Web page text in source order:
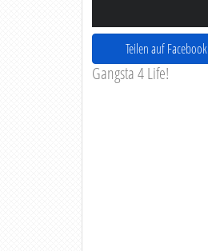
Teilen auf Facebook
Gangsta 4 Life!